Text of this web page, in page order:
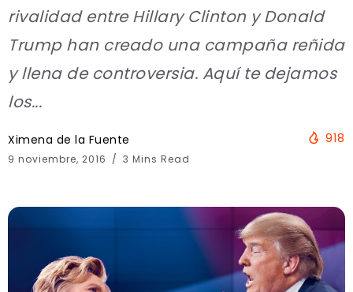
rivalidad entre Hillary Clinton y Donald
Trump han creado una campaña reñida
y llena de controversia. Aquí te dejamos
los...
Ximena de la Fuente
9 noviembre, 2016 3 Mins Read
918